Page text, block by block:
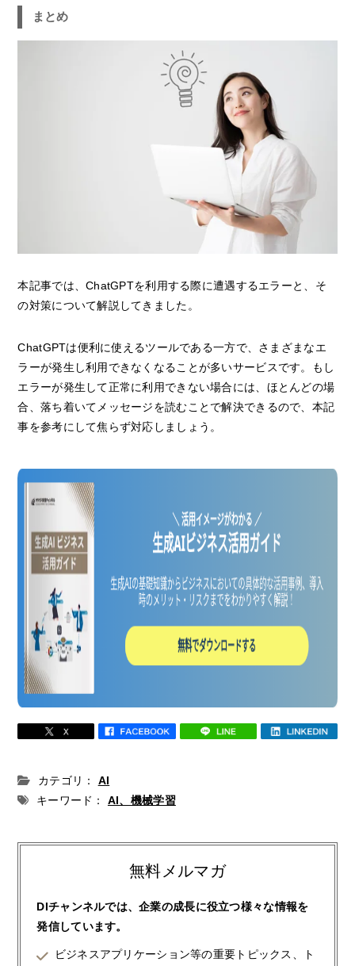
まとめ
本記事では、ChatGPTを利用する際に遭遇するエラーと、そ
の対策について解説してきました。
ChatGPTは便利に使えるツールである一方で、さまざまなエ
ラーが発生し利用できなくなることが多いサービスです。もし
エラーが発生して正常に利用できない場合には、ほとんどの場
合、落ち着いてメッセージを読むことで解決できるので、本記
事を参考にして焦らず対応しましょう。
カテゴリ：
AI
キーワード：
AI、機械学習
無料メルマガ
DIチャンネルでは、企業の成長に役立つ様々な情報を
発信しています。
ビジネスアプリケーション等の重要トピックス、ト